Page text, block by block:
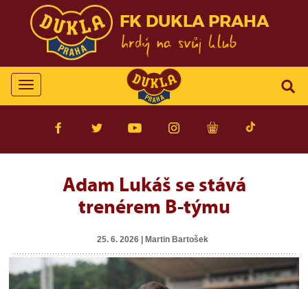
FK DUKLA PRAHA
Toggle
navigation
Adam Lukáš se stává
trenérem B-týmu
25. 6. 2026 | Martin Bartošek